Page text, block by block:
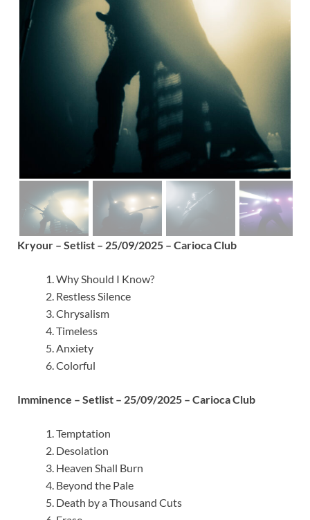
Kryour – Setlist – 25/09/2025 – Carioca Club
Why Should I Know?
Restless Silence
Chrysalism
Timeless
Anxiety
Colorful
Imminence – Setlist – 25/09/2025 – Carioca Club
Temptation
Desolation
Heaven Shall Burn
Beyond the Pale
Death by a Thousand Cuts